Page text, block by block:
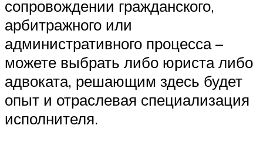
сопровождении гражданского,
арбитражного или
административного процесса –
можете выбрать либо юриста либо
адвоката, решающим здесь будет
опыт и отраслевая специализация
исполнителя.